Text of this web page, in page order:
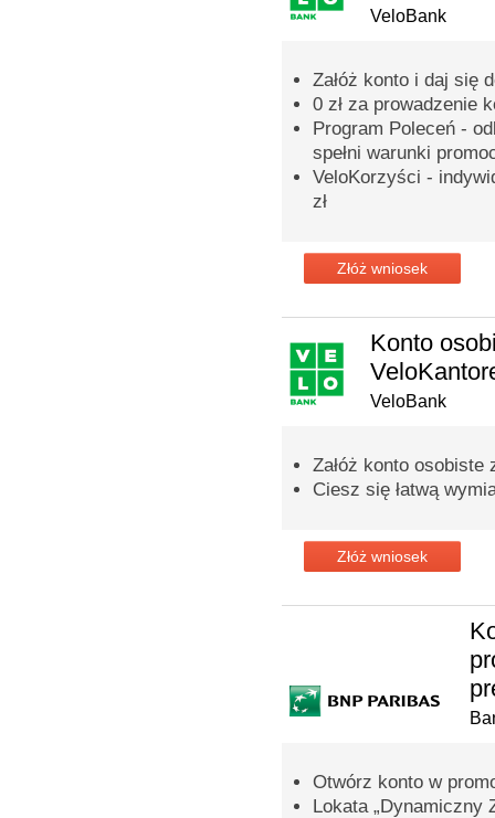
VeloBank
Załóż konto i daj się
0 zł za prowadzenie
Program Poleceń -
spełni warunki
VeloKorzyści -
zł
Złóż wniosek
Konto
VeloBank
Załóż konto osobiste
Ciesz się łatwą
Złóż wniosek
Otwórz konto w
Lokata „Dynamiczny